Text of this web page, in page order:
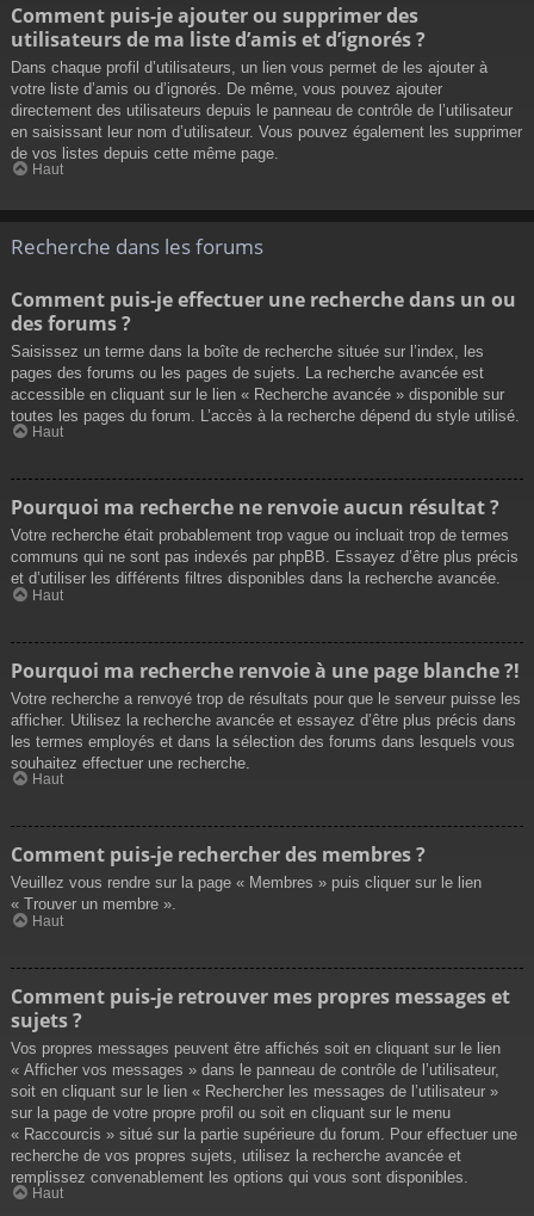
Comment puis-je ajouter ou supprimer des
utilisateurs de ma liste d’amis et d’ignorés ?
Dans chaque profil d’utilisateurs, un lien vous permet de les ajouter à
votre liste d’amis ou d’ignorés. De même, vous pouvez ajouter
directement des utilisateurs depuis le panneau de contrôle de l’utilisateur
en saisissant leur nom d’utilisateur. Vous pouvez également les supprimer
de vos listes depuis cette même page.
Haut
Recherche dans les forums
Comment puis-je effectuer une recherche dans un ou
des forums ?
Saisissez un terme dans la boîte de recherche située sur l’index, les
pages des forums ou les pages de sujets. La recherche avancée est
accessible en cliquant sur le lien « Recherche avancée » disponible sur
toutes les pages du forum. L’accès à la recherche dépend du style utilisé.
Haut
Pourquoi ma recherche ne renvoie aucun résultat ?
Votre recherche était probablement trop vague ou incluait trop de termes
communs qui ne sont pas indexés par phpBB. Essayez d’être plus précis
et d’utiliser les différents filtres disponibles dans la recherche avancée.
Haut
Pourquoi ma recherche renvoie à une page blanche ?!
Votre recherche a renvoyé trop de résultats pour que le serveur puisse les
afficher. Utilisez la recherche avancée et essayez d’être plus précis dans
les termes employés et dans la sélection des forums dans lesquels vous
souhaitez effectuer une recherche.
Haut
Comment puis-je rechercher des membres ?
Veuillez vous rendre sur la page « Membres » puis cliquer sur le lien
« Trouver un membre ».
Haut
Comment puis-je retrouver mes propres messages et
sujets ?
Vos propres messages peuvent être affichés soit en cliquant sur le lien
« Afficher vos messages » dans le panneau de contrôle de l’utilisateur,
soit en cliquant sur le lien « Rechercher les messages de l’utilisateur »
sur la page de votre propre profil ou soit en cliquant sur le menu
« Raccourcis » situé sur la partie supérieure du forum. Pour effectuer une
recherche de vos propres sujets, utilisez la recherche avancée et
remplissez convenablement les options qui vous sont disponibles.
Haut